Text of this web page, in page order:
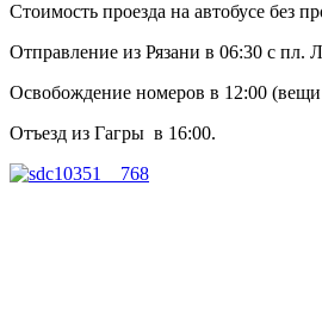
Стоимость проезда на автобусе без
Отправление из Рязани в 06:30 с пл.
Освобождение номеров в 12:00
Отъезд из Гагры в 16:00.